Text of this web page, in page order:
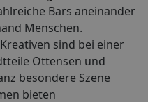
Bars aneinander
Menschen.
sind bei einer
Ottensen und
besondere Szene
bieten